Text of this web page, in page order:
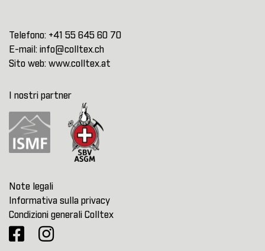
Telefono: +41 55 645 60 70
E-mail: info@colltex.ch
Sito web: www.colltex.at
I nostri partner
Note legali
Informativa sulla privacy
Condizioni generali Colltex